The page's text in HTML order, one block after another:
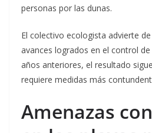
personas por las dunas.
El colectivo ecologista advierte
avances logrados en el control
años anteriores, el resultado
requiere medidas más
Amenazas